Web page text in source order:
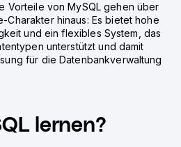
Vorteile von MySQL gehen über
Charakter hinaus: Es bietet hohe
und ein flexibles System, das
unterstützt und damit
für die Datenbankverwaltung
lernen?